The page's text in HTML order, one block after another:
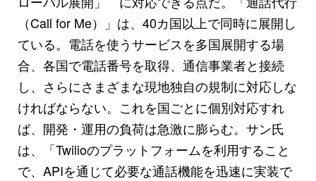
（Call for Me）」は、40カ国以上で同時に展開し
ている。電話を使うサービスを多国展開する場
合、各国で電話番号を取得、通信事業者と接続
し、さらにさまざまな現地独自の規制に対応しな
ければならない。これを国ごとに個別対応すれ
ば、開発・運用の負荷は急激に膨らむ。サン氏
は、「Twilioのプラットフォームを利用すること
で、APIを通じて必要な通話機能を迅速に実装で